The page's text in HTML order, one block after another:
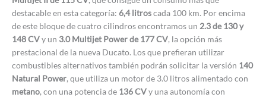
destacable en esta categoría: 6,4 litroscada 100 km. Por encima
de este bloque de cuatro cilindros encontramos un 2.3 de 130 y
148 CVy un 3.0 Multijet Power de 177 CV, la opción más
prestacional de la nueva Ducato. Los que prefieran utilizar
combustibles alternativos también podrán solicitar la versión 140
Natural Power, que utiliza un motor de 3.0 litros alimentado con
metano, con una potencia de 136 CVy una autonomía con